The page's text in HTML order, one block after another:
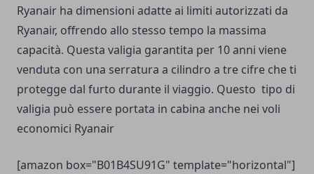
Ryanair ha dimensioni adatte ai limiti autorizzati da
Ryanair, offrendo allo stesso tempo la massima
capacità. Questa valigia garantita per 10 anni viene
venduta con una serratura a cilindro a tre cifre che ti
protegge dal furto durante il viaggio. Questo tipo di
valigia può essere portata in cabina anche nei voli
economici Ryanair
[amazon box="B01B4SU91G" template="horizontal"]